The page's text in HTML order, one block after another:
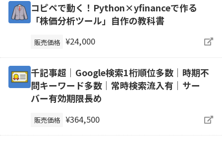
コピペで動く！Python×yfinanceで作る
「株価分析ツール」自作の教科書
販売価格 ¥24,000
千記事超｜Google検索1桁順位多数｜時期不
問キーワード多数｜常時検索流入有｜サー
バー有効期限長め
販売価格 ¥364,500